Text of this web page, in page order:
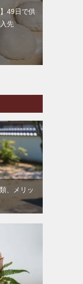
49日で供
先
、メリッ